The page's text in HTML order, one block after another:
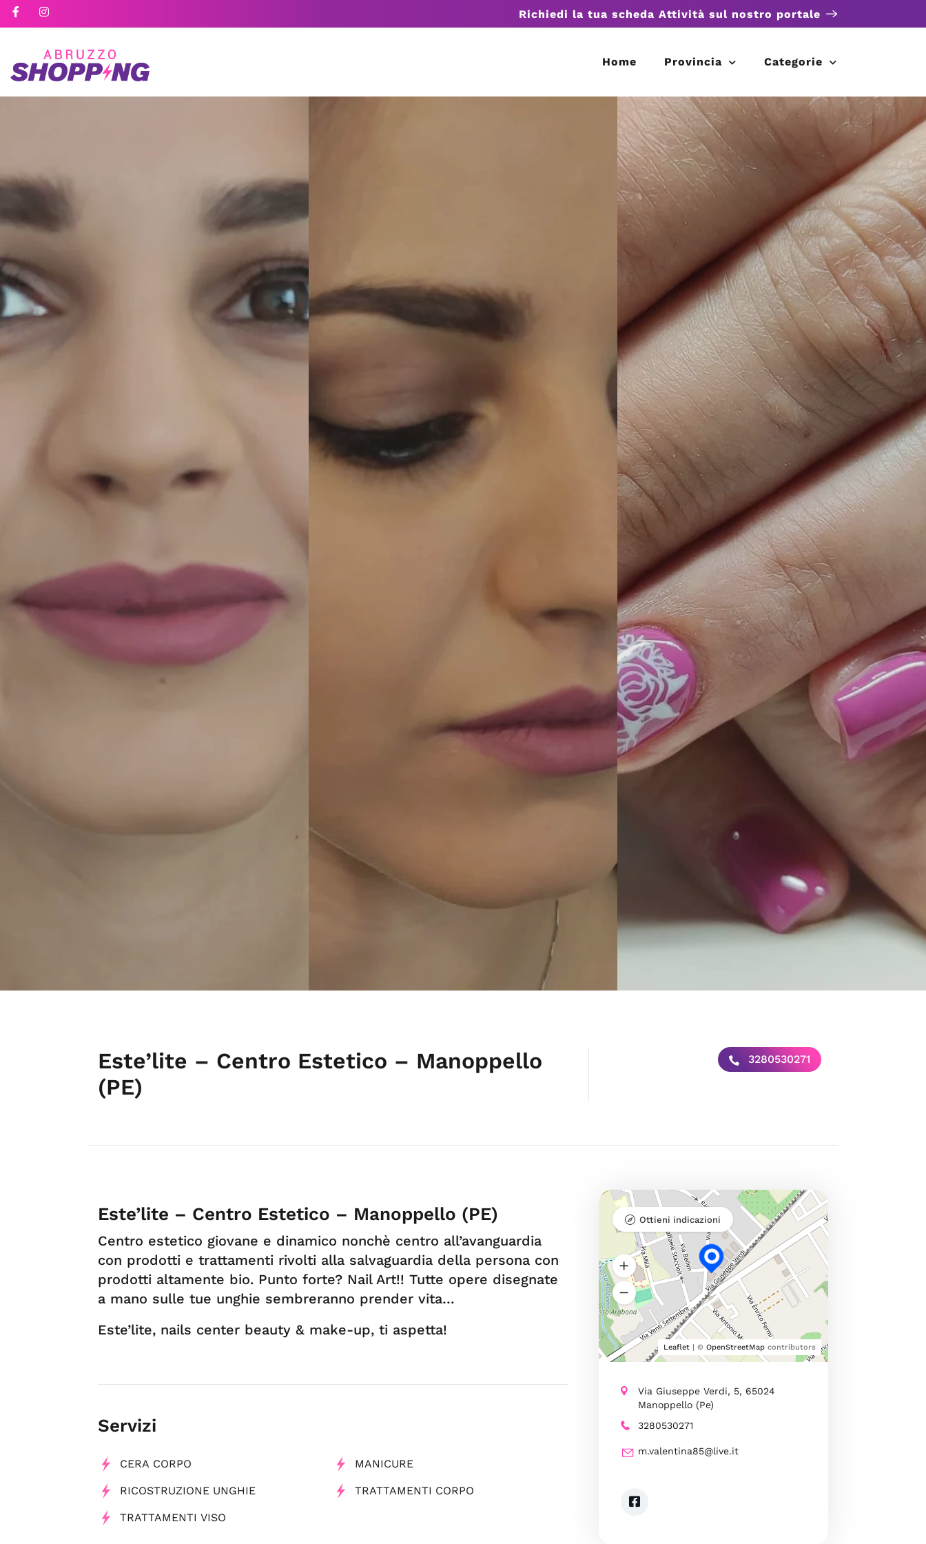
Richiedi la tua scheda Attività sul nostro portale
Home Provincia Categorie
Este’lite – Centro Estetico – Manoppello
(PE)
3280530271
Este’lite – Centro Estetico – Manoppello (PE)
Centro estetico giovane e dinamico nonchè centro all’avanguardia
con prodotti e trattamenti rivolti alla salvaguardia della persona con
prodotti altamente bio. Punto forte? Nail Art!! Tutte opere disegnate
a mano sulle tue unghie sembreranno prender vita…
Este’lite, nails center beauty & make-up, ti aspetta!
Servizi
CERA CORPO MANICURE
RICOSTRUZIONE UNGHIE TRATTAMENTI CORPO
TRATTAMENTI VISO
Leaflet| © OpenStreetMapcontributors
Ottieni indicazioni
Via Giuseppe Verdi, 5, 65024
Manoppello (Pe)
3280530271
m.valentina85@live.it